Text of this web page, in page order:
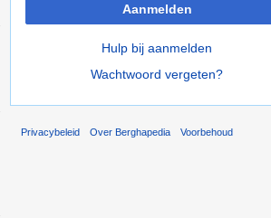
Aanmelden
Hulp bij aanmelden
Wachtwoord vergeten?
Privacybeleid Over Berghapedia Voorbehoud